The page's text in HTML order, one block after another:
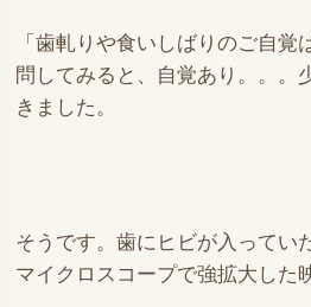
「歯軋りや食いしばりのご自
問してみると、自覚あり。。。
きました。
そうです。歯にヒビが入ってい
マイクロスコープで強拡大した